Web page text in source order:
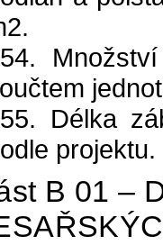
Délka
projektu.
B 01 –